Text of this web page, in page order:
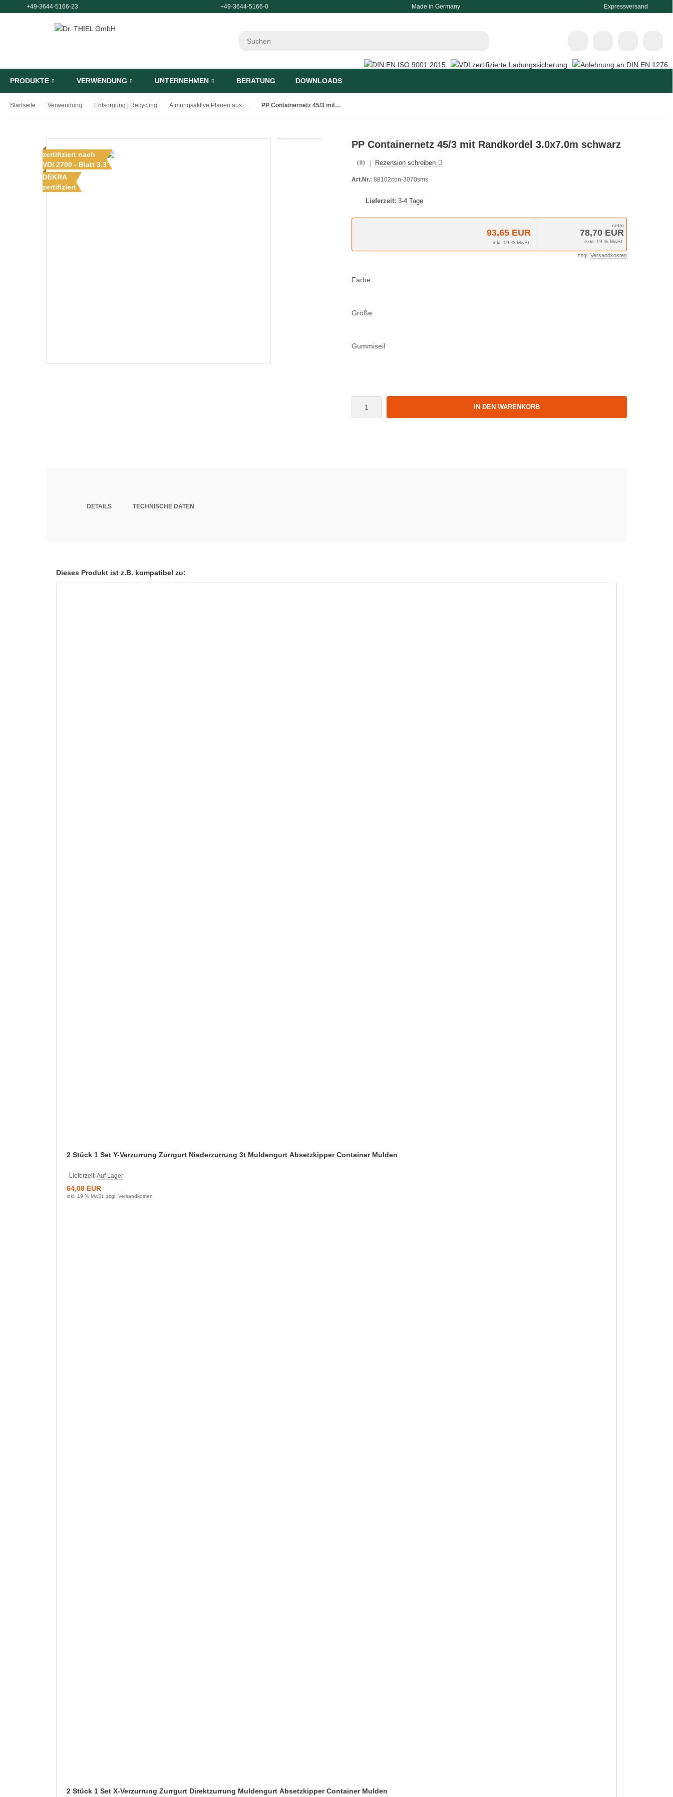
+49-3644-5166-23 +49-3644-5166-0 Made in Germany Expressversand
PRODUKTE VERWENDUNG UNTERNEHMEN BERATUNG DOWNLOADS
Startseite Verwendung Entsorgung | Recycling Atmungsaktive Planen aus luftdurchlässigen Materialien PP Containernetz 45/3 mit Randkordel 3.0x7.0m schwarz
PP Containernetz 45/3 mit Randkordel 3.0x7.0m schwarz
(0) Rezension schreiben
Art.Nr.: 88102con-3070sms
zertifiziert nach
VDI 2700 - Blatt 3.3
DEKRA
zertifiziert
Lieferzeit: 3-4 Tage
93,65 EUR
inkl. 19 % MwSt.
78,70 EUR
exkl. 19 % MwSt.
zzgl. Versandkosten
Farbe
Größe
Gummiseil
IN DEN WARENKORB
DETAILS TECHNISCHE DATEN
Dieses Produkt ist z.B. kompatibel zu:
2 Stück 1 Set Y-Verzurrung Zurrgurt Niederzurrung 3t Muldengurt Absetzkipper Container Mulden
Lieferzeit:Auf Lager
64,08 EUR
inkl. 19 % MwSt. zzgl. Versandkosten
2 Stück 1 Set X-Verzurrung Zurrgurt Direktzurrung Muldengurt Absetzkipper Container Mulden